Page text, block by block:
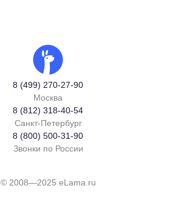
8 (499) 270-27-90
Москва
8 (812) 318-40-54
Санкт-Петербург
8 (800) 500-31-90
Звонки по России
© 2008—2025 eLama.ru